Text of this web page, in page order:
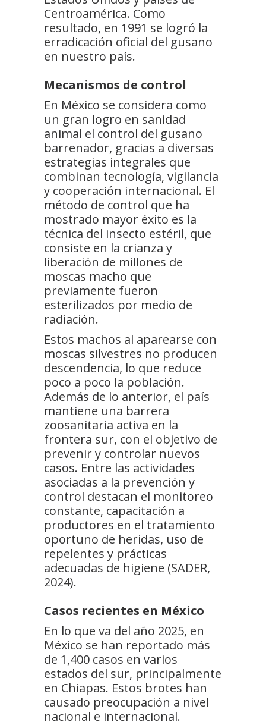
Centroamérica. Como
resultado, en 1991 se logró la
erradicación oficial del gusano
en nuestro país.
Mecanismos de control
En México se considera como
un gran logro en sanidad
animal el control del gusano
barrenador, gracias a diversas
estrategias integrales que
combinan tecnología, vigilancia
y cooperación internacional. El
método de control que ha
mostrado mayor éxito es la
técnica del insecto estéril, que
consiste en la crianza y
liberación de millones de
moscas macho que
previamente fueron
esterilizados por medio de
radiación.
Estos machos al aparearse con
moscas silvestres no producen
descendencia, lo que reduce
poco a poco la población.
Además de lo anterior, el país
mantiene una barrera
zoosanitaria activa en la
frontera sur, con el objetivo de
prevenir y controlar nuevos
casos. Entre las actividades
asociadas a la prevención y
control destacan el monitoreo
constante, capacitación a
productores en el tratamiento
oportuno de heridas, uso de
repelentes y prácticas
adecuadas de higiene (SADER,
2024).
Casos recientes en México
En lo que va del año 2025, en
México se han reportado más
de 1,400 casos en varios
estados del sur, principalmente
en Chiapas. Estos brotes han
causado preocupación a nivel
nacional e internacional.